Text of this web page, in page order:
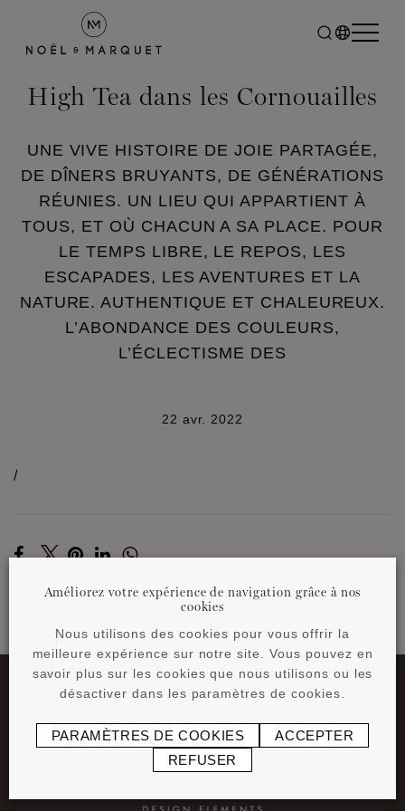
High Tea dans les Cornouailles
UNE VIVE HISTOIRE DE JOIE PARTAGÉE,
DE DÎNERS BRUYANTS, DE GÉNÉRATIONS
RÉUNIES. UN LIEU QUI APPARTIENT À
TOUS, ET OÙ CHACUN A SA PLACE. POUR
LE TEMPS LIBRE, LE REPOS, LES
ESCAPADES, LES AVENTURES ET LA
NATURE. AUTHENTIQUE ET CHALEUREUX.
L’ABONDANCE DES COULEURS,
L’ÉCLECTISME DES
22 avr. 2022
/
RETOUR AUX NEWS
Améliorez votre expérience de navigation grâce à nos
cookies
Nous utilisons des cookies pour vous offrir la
meilleure expérience sur notre site. Vous pouvez en
savoir plus sur les cookies que nous utilisons ou les
désactiver dans les paramètres de cookies.
PARAMÈTRES DE COOKIES
ACCEPTER
REFUSER